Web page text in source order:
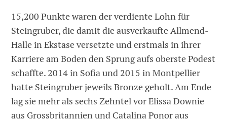
15,200 Punkte waren der verdiente Lohn für
Steingruber, die damit die ausverkaufte Allmend-
Halle in Ekstase versetzte und erstmals in ihrer
Karriere am Boden den Sprung aufs oberste Podest
schaffte. 2014 in Sofia und 2015 in Montpellier
hatte Steingruber jeweils Bronze geholt. Am Ende
lag sie mehr als sechs Zehntel vor Elissa Downie
aus Grossbritannien und Catalina Ponor aus